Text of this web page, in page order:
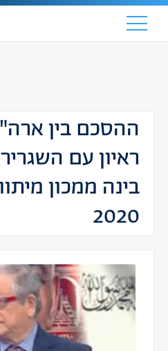
ההסכם בין
ראיון עם
בינה ממכון
2020